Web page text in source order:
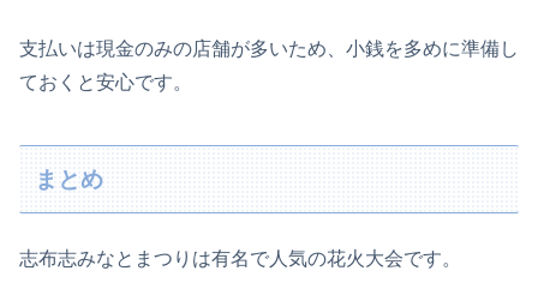
支払いは現金のみの店舗が多いため、小銭を多めに準備し
ておくと安心です。
まとめ
志布志みなとまつりは有名で人気の花火大会です。